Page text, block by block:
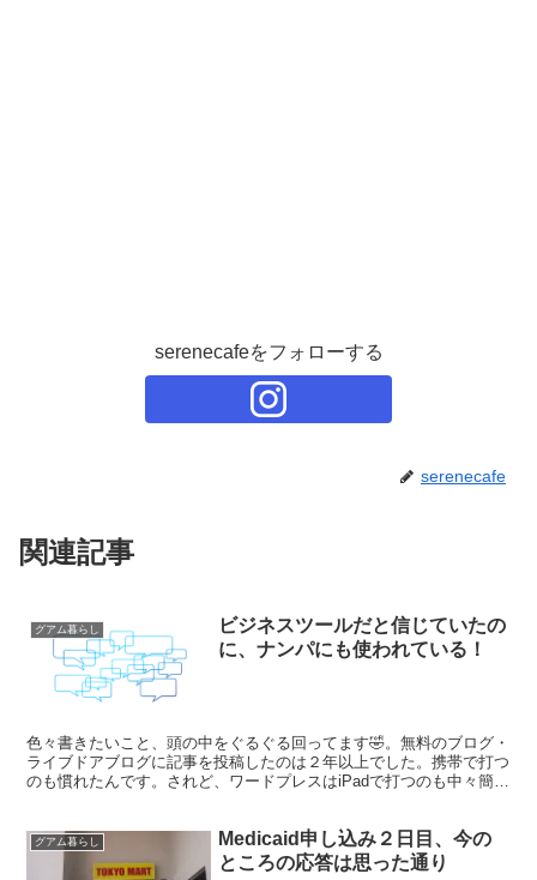
serenecafeをフォローする
serenecafe
関連記事
グアム暮らし
ビジネスツールだと信じていたの
に、ナンパにも使われている！
色々書きたいこと、頭の中をぐるぐる回ってます🤣。無料のブログ・
ライブドアブログに記事を投稿したのは２年以上でした。携帯で打つ
のも慣れたんです。されど、ワードプレスはiPadで打つのも中々簡単
グアム暮らし
Medicaid申し込み２日目、今の
ところの応答は思った通り